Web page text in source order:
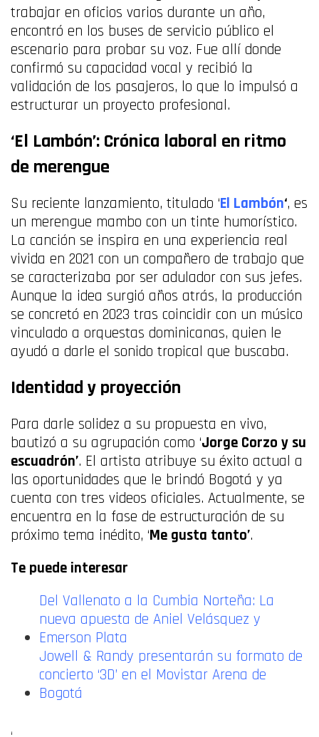
trabajar en oficios varios durante un año,
encontró en los buses de servicio público el
escenario para probar su voz. Fue allí donde
confirmó su capacidad vocal y recibió la
validación de los pasajeros, lo que lo impulsó a
estructurar un proyecto profesional.
‘El Lambón’: Crónica laboral en ritmo
de merengue
Su reciente lanzamiento, titulado ‘El Lambón‘, es
un merengue mambo con un tinte humorístico.
La canción se inspira en una experiencia real
vivida en 2021 con un compañero de trabajo que
se caracterizaba por ser adulador con sus jefes.
Aunque la idea surgió años atrás, la producción
se concretó en 2023 tras coincidir con un músico
vinculado a orquestas dominicanas, quien le
ayudó a darle el sonido tropical que buscaba.
Identidad y proyección
Para darle solidez a su propuesta en vivo,
bautizó a su agrupación como ‘Jorge Corzo y su
escuadrón’. El artista atribuye su éxito actual a
las oportunidades que le brindó Bogotá y ya
cuenta con tres videos oficiales. Actualmente, se
encuentra en la fase de estructuración de su
próximo tema inédito, ‘Me gusta tanto’.
Te puede interesar
Del Vallenato a la Cumbia Norteña: La
nueva apuesta de Aniel Velásquez y
Emerson Plata
Jowell & Randy presentarán su formato de
concierto ‘3D’ en el Movistar Arena de
Bogotá